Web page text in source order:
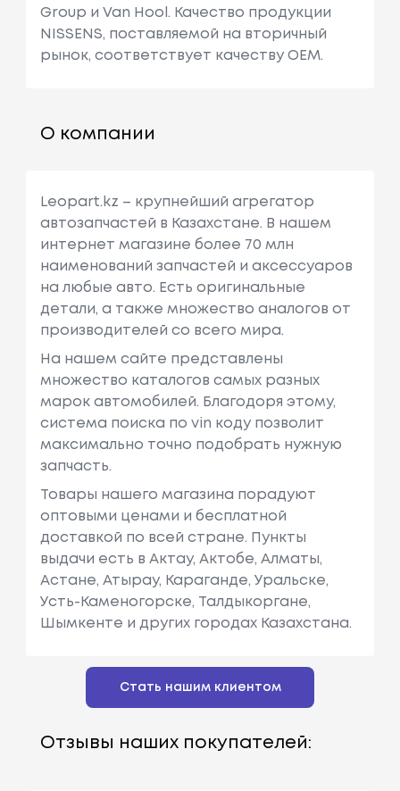
Group и Van Hool. Качество продукции
NISSENS, поставляемой на вторичный
рынок, соответствует качеству OEM.
О компании
Leopart.kz – крупнейший агрегатор
автозапчастей в Казахстане. В нашем
интернет магазине более 70 млн
наименований запчастей и аксессуаров
на любые авто. Есть оригинальные
детали, а также множество аналогов от
производителей со всего мира.
На нашем сайте представлены
множество каталогов самых разных
марок автомобилей. Благодоря этому,
система поиска по vin коду позволит
максимально точно подобрать нужную
запчасть.
Товары нашего магазина порадуют
оптовыми ценами и бесплатной
доставкой по всей стране. Пункты
выдачи есть в Актау, Актобе, Алматы,
Астане, Атырау, Караганде, Уральске,
Усть-Каменогорске, Талдыкоргане,
Шымкенте и других городах Казахстана.
Стать нашим клиентом
Отзывы наших покупателей: